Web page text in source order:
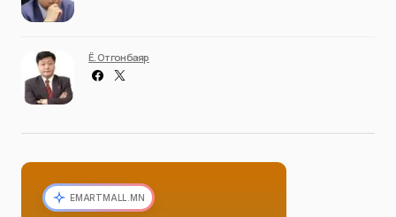
Ё. Отгонбаяр
EMARTMALL.MN